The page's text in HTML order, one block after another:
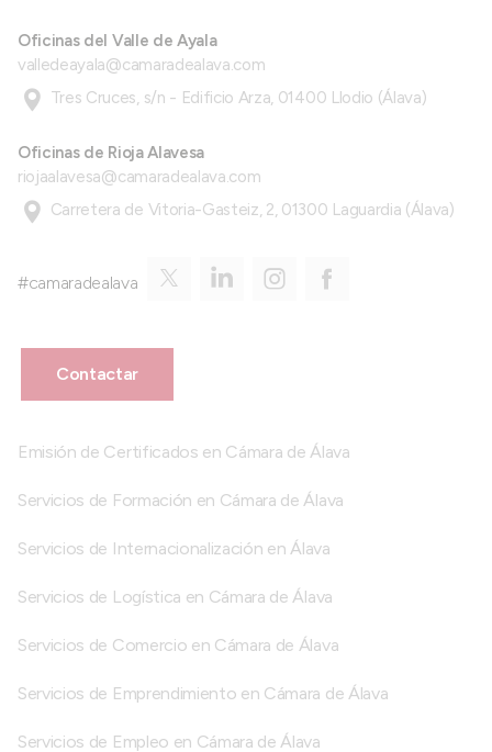
Oficinas del Valle de Ayala
valledeayala@camaradealava.com
Tres Cruces, s/n - Edificio Arza, 01400 Llodio (Álava)
Oficinas de Rioja Alavesa
riojaalavesa@camaradealava.com
Carretera de Vitoria-Gasteiz, 2, 01300 Laguardia (Álava)
#camaradealava
Contactar
Emisión de Certificados en Cámara de Álava
Servicios de Formación en Cámara de Álava
Servicios de Internacionalización en Álava
Servicios de Logística en Cámara de Álava
Servicios de Comercio en Cámara de Álava
Servicios de Emprendimiento en Cámara de Álava
Servicios de Empleo en Cámara de Álava